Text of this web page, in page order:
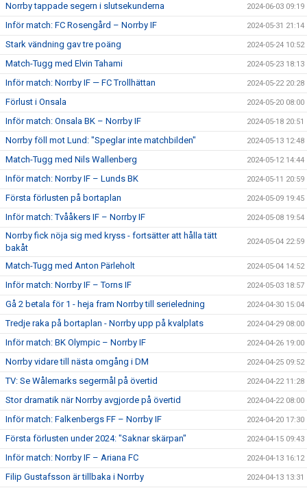
Norrby tappade segern i slutsekunderna 2024-06-03 09:19
Inför match: FC Rosengård – Norrby IF 2024-05-31 21:14
Stark vändning gav tre poäng 2024-05-24 10:52
Match-Tugg med Elvin Tahami 2024-05-23 18:13
Inför match: Norrby IF — FC Trollhättan 2024-05-22 20:28
Förlust i Onsala 2024-05-20 08:00
Inför match: Onsala BK – Norrby IF 2024-05-18 20:51
Norrby föll mot Lund: "Speglar inte matchbilden" 2024-05-13 12:48
Match-Tugg med Nils Wallenberg 2024-05-12 14:44
Inför match: Norrby IF – Lunds BK 2024-05-11 20:59
Första förlusten på bortaplan 2024-05-09 19:45
Inför match: Tvååkers IF – Norrby IF 2024-05-08 19:54
Norrby fick nöja sig med kryss - fortsätter att hålla tätt
bakåt
2024-05-04 22:59
Match-Tugg med Anton Pärleholt 2024-05-04 14:52
Inför match: Norrby IF – Torns IF 2024-05-03 18:57
Gå 2 betala för 1 - heja fram Norrby till serieledning 2024-04-30 15:04
Tredje raka på bortaplan - Norrby upp på kvalplats 2024-04-29 08:00
Inför match: BK Olympic – Norrby IF 2024-04-26 19:00
Norrby vidare till nästa omgång i DM 2024-04-25 09:52
TV: Se Wålemarks segermål på övertid 2024-04-22 11:28
Stor dramatik när Norrby avgjorde på övertid 2024-04-22 08:00
Inför match: Falkenbergs FF – Norrby IF 2024-04-20 17:30
Första förlusten under 2024: "Saknar skärpan" 2024-04-15 09:43
Inför match: Norrby IF – Ariana FC 2024-04-13 16:12
Filip Gustafsson är tillbaka i Norrby 2024-04-13 13:31